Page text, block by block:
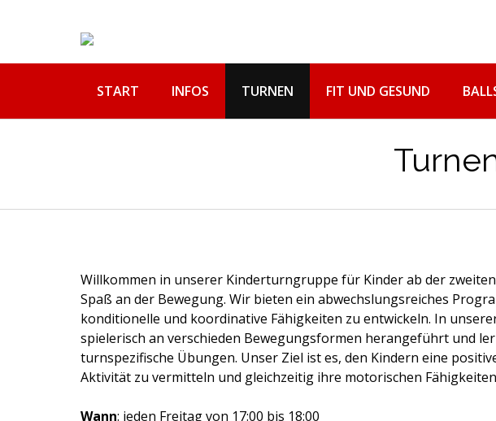
START INFOS TURNEN FIT UND GESUND
Willkommen in unserer Kinderturngruppe für Kinder ab der
Spaß an der Bewegung. Wir bieten ein abwechslungsreiches
konditionelle und koordinative Fähigkeiten zu entwickeln. In
spielerisch an verschieden Bewegungsformen herangeführt und
turnspezifische Übungen. Unser Ziel ist es, den Kindern eine
Aktivität zu vermitteln und gleichzeitig ihre motorischen
Wann: jeden Freitag von 17:00 bis 18:00